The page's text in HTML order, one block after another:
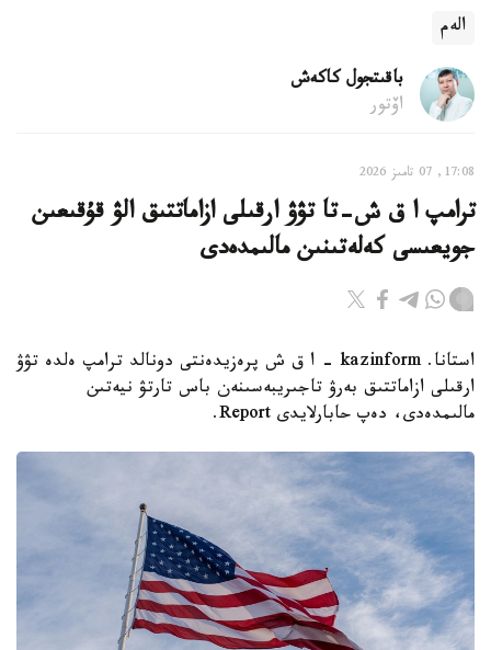
الەم
باقىتجول كاكەش
اۆتور
17:08, 07 تامىز 2026
ترامپ ا ق ش-تا تۋۋ ارقىلى ازاماتتىق الۋ قۇقىعىن
جويعىسى كەلەتىنىن مالىمدەدى
استانا. kazinform - ا ق ش پرەزيدەنتى دونالد ترامپ ەلدە تۋۋ
ارقىلى ازاماتتىق بەرۋ تاجىريبەسىنەن باس تارتۋ نيەتىن
مالىمدەدى، دەپ حابارلايدى Report.